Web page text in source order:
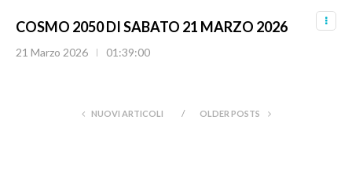
COSMO 2050 DI SABATO 21 MARZO 2026
21 Marzo 2026 01:39:00
NUOVI ARTICOLI OLDER POSTS